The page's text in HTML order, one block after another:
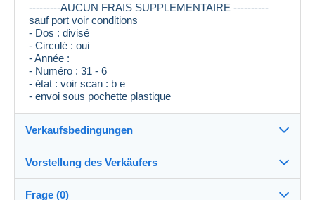
---------AUCUN FRAIS SUPPLEMENTAIRE ----------
sauf port voir conditions
- Dos : divisé
- Circulé : oui
- Année :
- Numéro : 31 - 6
- état : voir scan : b e
- envoi sous pochette plastique
Verkaufsbedingungen
Versand nach:
Die Liste der Länder einsehen
Vorstellung des Verkäufers
Frage (0)